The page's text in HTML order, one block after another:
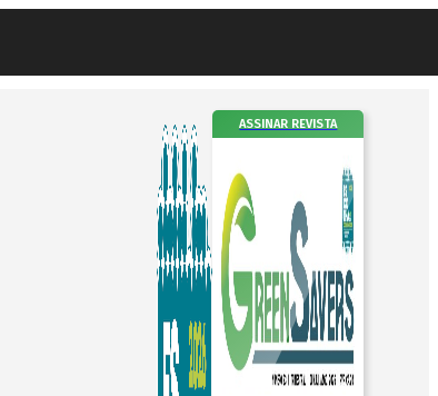
ASSINAR REVISTA